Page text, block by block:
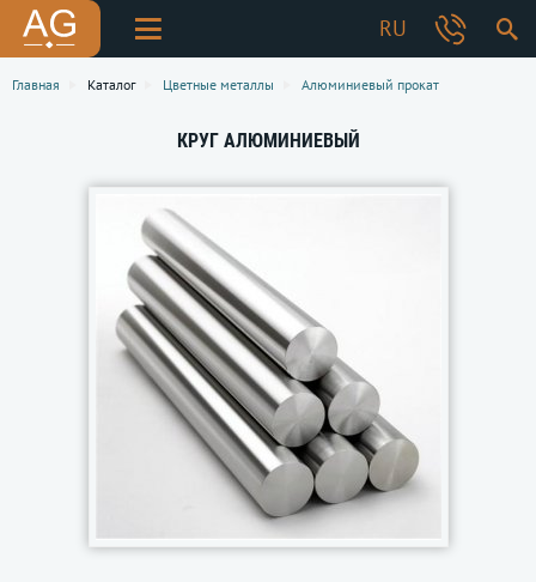
RU
Главная Каталог Цветные металлы Алюминиевый прокат
КРУГ АЛЮМИНИЕВЫЙ